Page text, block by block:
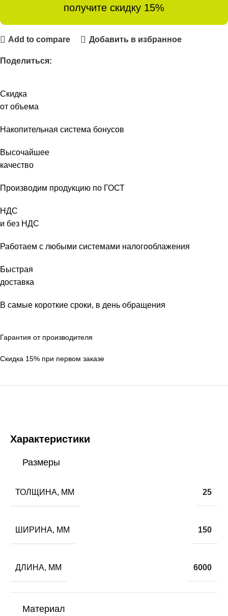
получите скидку 15%
Add to compare Добавить в избранное
Поделиться:
Скидка
от объема
Накопительная система бонусов
Высочайшее
качество
Производим продукцию по ГОСТ
НДС
и без НДС
Работаем с любыми системами налогооблажения
Быстрая
доставка
В самые короткие сроки, в день обращения
Гарантия от производителя
Скидка 15% при первом заказе
Характеристики
Размеры
ТОЛЩИНА, ММ 25
ШИРИНА, ММ 150
ДЛИНА, ММ 6000
Материал